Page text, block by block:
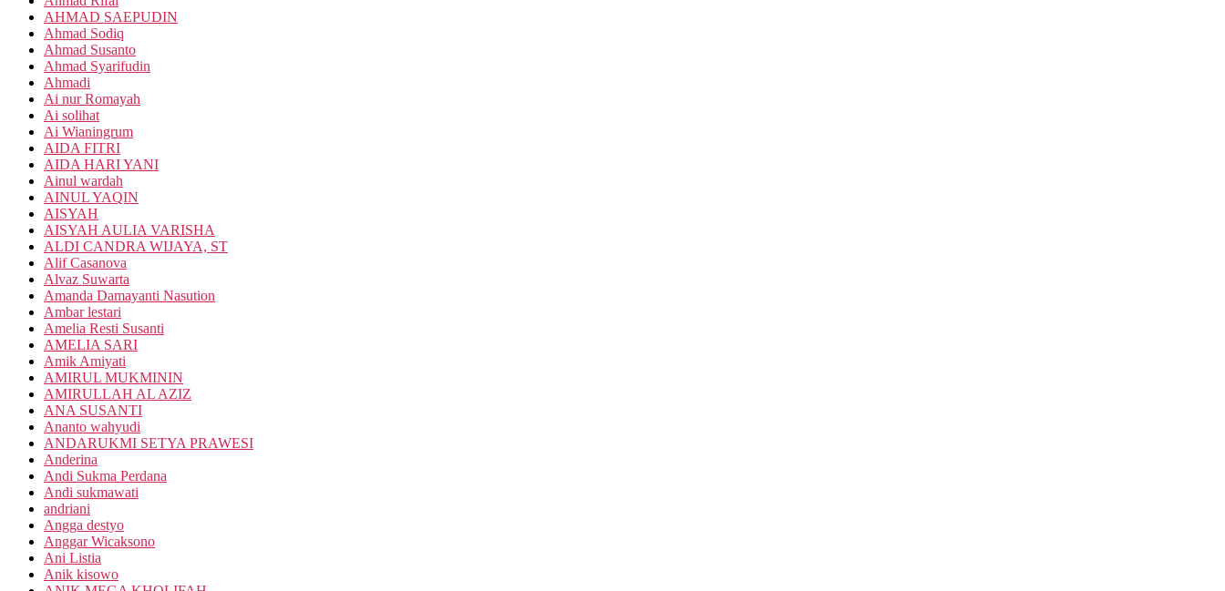
AHMAD SAEPUDIN
Ahmad Sodiq
Ahmad Susanto
Ahmad Syarifudin
Ahmadi
Ai nur Romayah
Ai solihat
Ai Wianingrum
AIDA FITRI
AIDA HARI YANI
Ainul wardah
AINUL YAQIN
AISYAH
AISYAH AULIA VARISHA
ALDI CANDRA WIJAYA, ST
Alif Casanova
Alvaz Suwarta
Amanda Damayanti Nasution
Ambar lestari
Amelia Resti Susanti
AMELIA SARI
Amik Amiyati
AMIRUL MUKMININ
AMIRULLAH AL AZIZ
ANA SUSANTI
Ananto wahyudi
ANDARUKMI SETYA PRAWESI
Anderina
Andi Sukma Perdana
Andi sukmawati
andriani
Angga destyo
Anggar Wicaksono
Ani Listia
Anik kisowo